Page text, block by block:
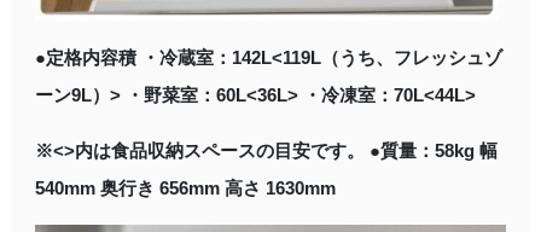
●定格内容積 ・冷蔵室：142L<119L（うち、フレッシュゾ
ーン9L）> ・野菜室：60L<36L> ・冷凍室：70L<44L>
※<>内は食品収納スペースの目安です。 ●質量：58kg 幅
540mm 奥行き 656mm 高さ 1630mm